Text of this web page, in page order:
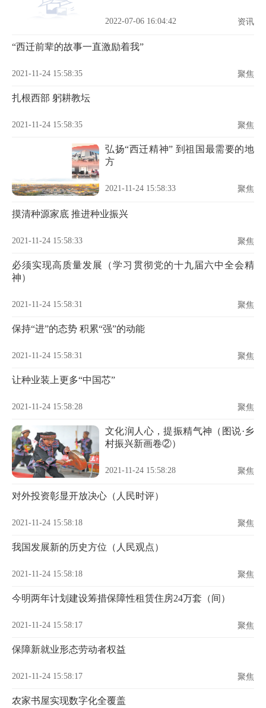
2022-07-06 16:04:42 资讯
“西迁前辈的故事一直激励着我”
2021-11-24 15:58:35 聚焦
扎根西部 躬耕教坛
2021-11-24 15:58:35 聚焦
弘扬“西迁精神” 到祖国最需要的地
方
2021-11-24 15:58:33 聚焦
摸清种源家底 推进种业振兴
2021-11-24 15:58:33 聚焦
必须实现高质量发展（学习贯彻党的十九届六中全会精
神）
2021-11-24 15:58:31 聚焦
保持“进”的态势 积累“强”的动能
2021-11-24 15:58:31 聚焦
让种业装上更多“中国芯”
2021-11-24 15:58:28 聚焦
文化润人心，提振精气神（图说·乡
村振兴新画卷②）
2021-11-24 15:58:28 聚焦
对外投资彰显开放决心（人民时评）
2021-11-24 15:58:18 聚焦
我国发展新的历史方位（人民观点）
2021-11-24 15:58:18 聚焦
今明两年计划建设筹措保障性租赁住房24万套（间）
2021-11-24 15:58:17 聚焦
保障新就业形态劳动者权益
2021-11-24 15:58:17 聚焦
农家书屋实现数字化全覆盖